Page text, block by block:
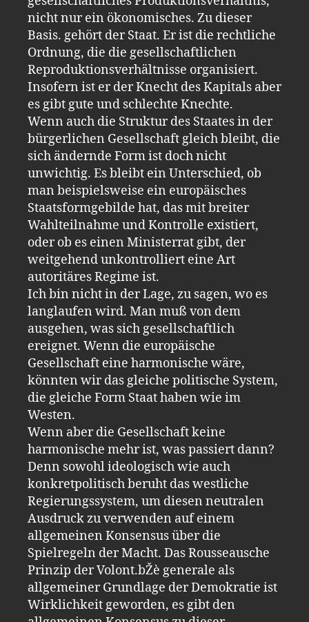
nicht nur ein ökonomisches. Zu dieser
Basis. gehört der Staat. Er ist die rechtliche
Ordnung, die die gesellschaftlichen
Reproduktionsverhältnisse organisiert.
Insofern ist er der Knecht des Kapitals aber
es gibt gute und schlechte Knechte.
Wenn auch die Struktur des Staates in der
bürgerlichen Gesellschaft gleich bleibt, die
sich ändernde Form ist doch nicht
unwichtig. Es bleibt ein Unterschied, ob
man beispielsweise ein europäisches
Staatsformgebilde hat, das mit breiter
Wahlteilnahme und Kontrolle existiert,
oder ob es einen Ministerrat gibt, der
weitgehend unkontrolliert eine Art
autoritäres Regime ist.
Ich bin nicht in der Lage, zu sagen, wo es
langlaufen wird. Man muß von dem
ausgehen, was sich gesellschaftlich
ereignet. Wenn die europäische
Gesellschaft eine harmonische wäre,
könnten wir das gleiche politische System,
die gleiche Form Staat haben wie im
Westen.
Wenn aber die Gesellschaft keine
harmonische mehr ist, was passiert dann?
Denn sowohl ideologisch wie auch
konkretpolitisch beruht das westliche
Regierungssystem, um diesen neutralen
Ausdruck zu verwenden auf einem
allgemeinen Konsensus über die
Spielregeln der Macht. Das Rousseausche
Prinzip der Volont.bŽè generale als
allgemeiner Grundlage der Demokratie ist
Wirklichkeit geworden, es gibt den